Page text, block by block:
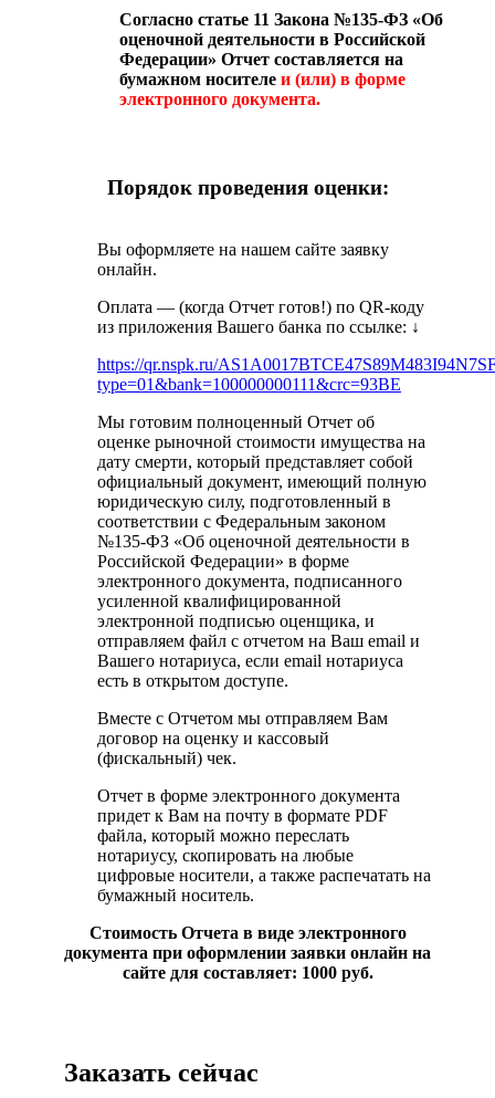
Согласно статье 11 Закона №135-ФЗ «Об
оценочной деятельности в Российской
Федерации» Отчет составляется на
бумажном носителе и (или) в форме
электронного документа.
Порядок проведения оценки:
Вы оформляете на нашем сайте заявку
онлайн.
Оплата — (когда Отчет готов!) по QR-коду
из приложения Вашего банка по ссылке: ↓
https://qr.nspk.ru/
type=01&bank=100000000111&crc=93BE
Мы готовим полноценный Отчет об
оценке рыночной стоимости имущества на
дату смерти, который представляет собой
официальный документ, имеющий полную
юридическую силу, подготовленный в
соответствии с Федеральным законом
№135-ФЗ «Об оценочной деятельности в
Российской Федерации» в форме
электронного документа, подписанного
усиленной квалифицированной
электронной подписью оценщика, и
отправляем файл с отчетом на Ваш email и
Вашего нотариуса, если email нотариуса
есть в открытом доступе.
Вместе с Отчетом мы отправляем Вам
договор на оценку и кассовый
(фискальный) чек.
Отчет в форме электронного документа
придет к Вам на почту в формате PDF
файла, который можно переслать
нотариусу, скопировать на любые
цифровые носители, а также распечатать на
бумажный носитель.
Стоимость Отчета в виде электронного
документа при оформлении заявки онлайн на
сайте для составляет: 1000 руб.
Заказать сейчас